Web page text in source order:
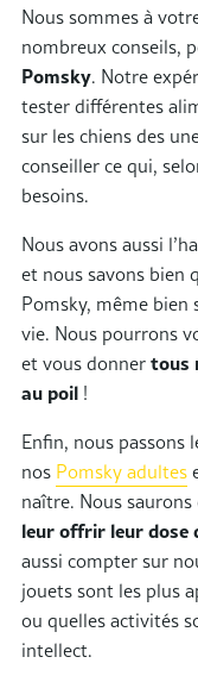
Nous sommes à
nombreux conseils,
Pomsky. Notre
tester différentes
sur les chiens des
conseiller ce qui,
besoins.
Nous avons aussi
et nous savons bien
Pomsky, même
vie. Nous pourrons
et vous donnertous
au poil !
Enfin, nous passons
nos Pomsky adultes
naître. Nous
leur offrir leur dose
aussi compter sur
jouets sont les plus
ou quelles activités
intellect.